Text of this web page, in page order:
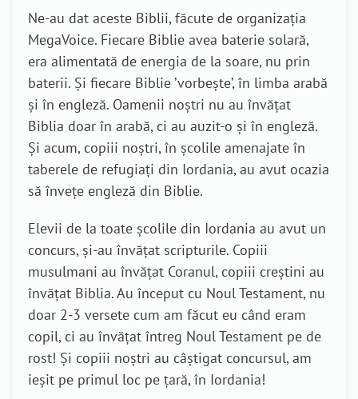
Ne-au dat aceste Biblii, făcute de organizația
MegaVoice. Fiecare Biblie avea baterie solară,
era alimentată de energia de la soare, nu prin
baterii. Și fiecare Biblie ’vorbește’, în limba arabă
și în engleză. Oamenii noștri nu au învățat
Biblia doar în arabă, ci au auzit-o și în engleză.
Și acum, copiii noștri, în școlile amenajate în
taberele de refugiați din Iordania, au avut ocazia
să învețe engleză din Biblie.
Elevii de la toate școlile din Iordania au avut un
concurs, și-au învățat scripturile. Copiii
musulmani au învățat Coranul, copiii creștini au
învățat Biblia. Au început cu Noul Testament, nu
doar 2-3 versete cum am făcut eu când eram
copil, ci au învățat întreg Noul Testament pe de
rost! Și copiii noștri au câștigat concursul, am
ieșit pe primul loc pe țară, în Iordania!